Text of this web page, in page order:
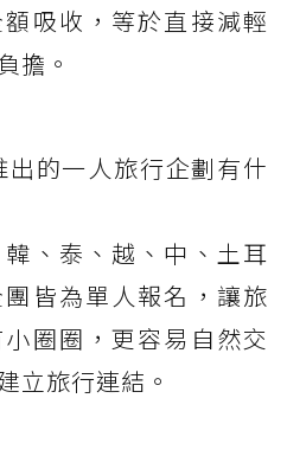
吸收，等於直接減輕
擔。
的一人旅行企劃有什
、泰、越、中、土耳
皆為單人報名，讓旅
圈圈，更容易自然交
立旅行連結。